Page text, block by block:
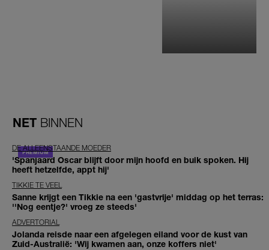
NET BINNEN
DE ALLEENSTAANDE MOEDER
'Spanjaard Oscar blijft door mijn hoofd en buik spoken. Hij
heeft hetzelfde, appt hij'
TIKKIE TE VEEL
Sanne krijgt een Tikkie na een 'gastvrije' middag op het terras:
''Nog eentje?' vroeg ze steeds'
ADVERTORIAL
Jolanda reisde naar een afgelegen eiland voor de kust van
Zuid-Australië: 'Wij kwamen aan, onze koffers niet'